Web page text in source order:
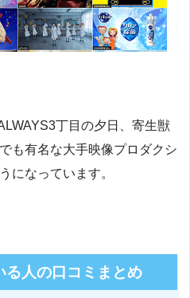
丁目の夕日、寄生獣
も有名な大手映像プロダクシ
になっています。
る人の口コミまとめ